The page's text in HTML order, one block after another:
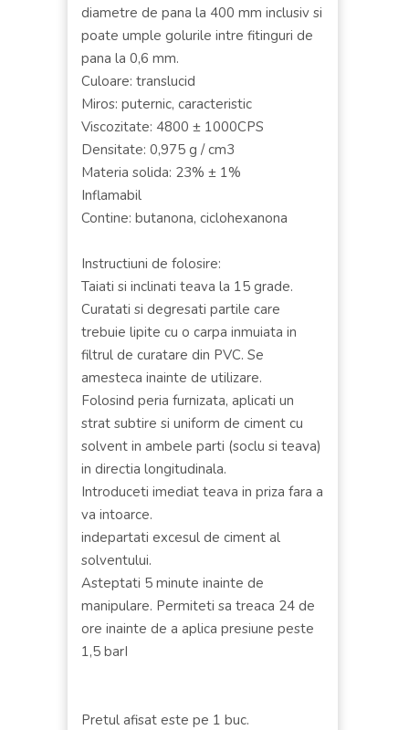
diametre de pana la 400 mm inclusiv si
poate umple golurile intre fitinguri de
pana la 0,6 mm.
Culoare: translucid
Miros: puternic, caracteristic
Viscozitate: 4800 ± 1000CPS
Densitate: 0,975 g / cm3
Materia solida: 23% ± 1%
Inflamabil
Contine: butanona, ciclohexanona
Instructiuni de folosire:
Taiati si inclinati teava la 15 grade.
Curatati si degresati partile care
trebuie lipite cu o carpa inmuiata in
filtrul de curatare din PVC. Se
amesteca inainte de utilizare.
Folosind peria furnizata, aplicati un
strat subtire si uniform de ciment cu
solvent in ambele parti (soclu si teava)
in directia longitudinala.
Introduceti imediat teava in priza fara a
va intoarce.
indepartati excesul de ciment al
solventului.
Asteptati 5 minute inainte de
manipulare. Permiteti sa treaca 24 de
ore inainte de a aplica presiune peste
1,5 barI
Pretul afisat este pe 1 buc.